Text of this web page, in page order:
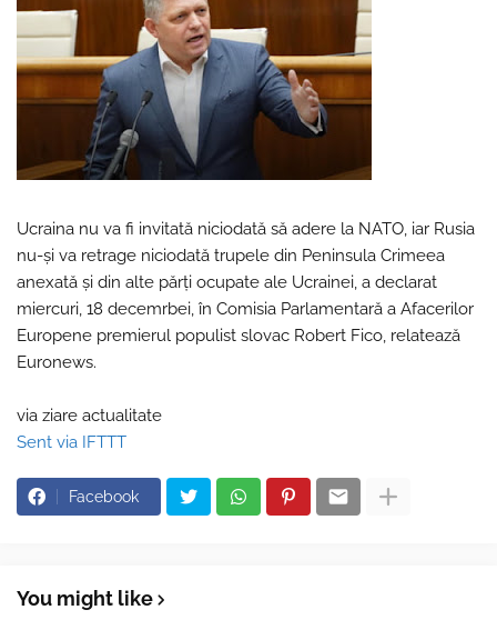
Ucraina nu va fi invitată niciodată să adere la NATO, iar Rusia
nu-şi va retrage niciodată trupele din Peninsula Crimeea
anexată şi din alte părţi ocupate ale Ucrainei, a declarat
miercuri, 18 decemrbei, în Comisia Parlamentară a Afacerilor
Europene premierul populist slovac Robert Fico, relatează
Euronews.
via ziare actualitate
Sent via IFTTT
Facebook
You might like